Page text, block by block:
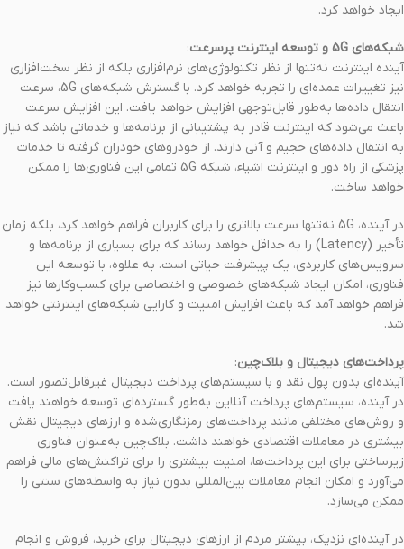
ایجاد خواهد کرد.
شبکه‌های 5G و توسعه اینترنت پرسرعت
:
آینده اینترنت نه‌تنها از نظر تکنولوژی‌های نرم‌افزاری بلکه از نظر سخت‌افزاری
نیز تغییرات عمده‌ای را تجربه خواهد کرد. با گسترش شبکه‌های 5G، سرعت
انتقال داده‌ها به‌طور قابل‌توجهی افزایش خواهد یافت. این افزایش سرعت
باعث می‌شود که اینترنت قادر به پشتیبانی از برنامه‌ها و خدماتی باشد که نیاز
به انتقال داده‌های حجیم و آنی دارند. از خودروهای خودران گرفته تا خدمات
پزشکی از راه دور و اینترنت اشیاء، شبکه 5G تمامی این فناوری‌ها را ممکن
خواهد ساخت.
در آینده، 5G نه‌تنها سرعت بالاتری را برای کاربران فراهم خواهد کرد، بلکه زمان
تأخیر (Latency) را به حداقل خواهد رساند که برای بسیاری از برنامه‌ها و
سرویس‌های کاربردی، یک پیشرفت حیاتی است. به علاوه، با توسعه این
فناوری، امکان ایجاد شبکه‌های خصوصی و اختصاصی برای کسب‌وکارها نیز
فراهم خواهد آمد که باعث افزایش امنیت و کارایی شبکه‌های اینترنتی خواهد
شد.
پرداخت‌های دیجیتال و بلاک‌چین:
آینده‌ای بدون پول نقد و با سیستم‌های پرداخت دیجیتال غیرقابل‌تصور است.
در آینده، سیستم‌های پرداخت آنلاین به‌طور گسترده‌ای توسعه خواهند یافت
و روش‌های مختلفی مانند پرداخت‌های رمزنگاری‌شده و ارزهای دیجیتال نقش
بیشتری در معاملات اقتصادی خواهند داشت. بلاک‌چین به‌عنوان فناوری
زیرساختی برای این پرداخت‌ها، امنیت بیشتری را برای تراکنش‌های مالی فراهم
می‌آورد و امکان انجام معاملات بین‌المللی بدون نیاز به واسطه‌های سنتی را
ممکن می‌سازد.
در آینده‌ای نزدیک، بیشتر مردم از ارزهای دیجیتال برای خرید، فروش و انجام